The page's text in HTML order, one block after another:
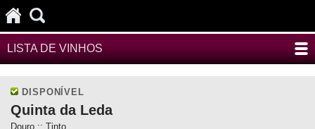
LISTA DE VINHOS
DISPONÍVEL
Quinta da Leda
Douro :: Tinto